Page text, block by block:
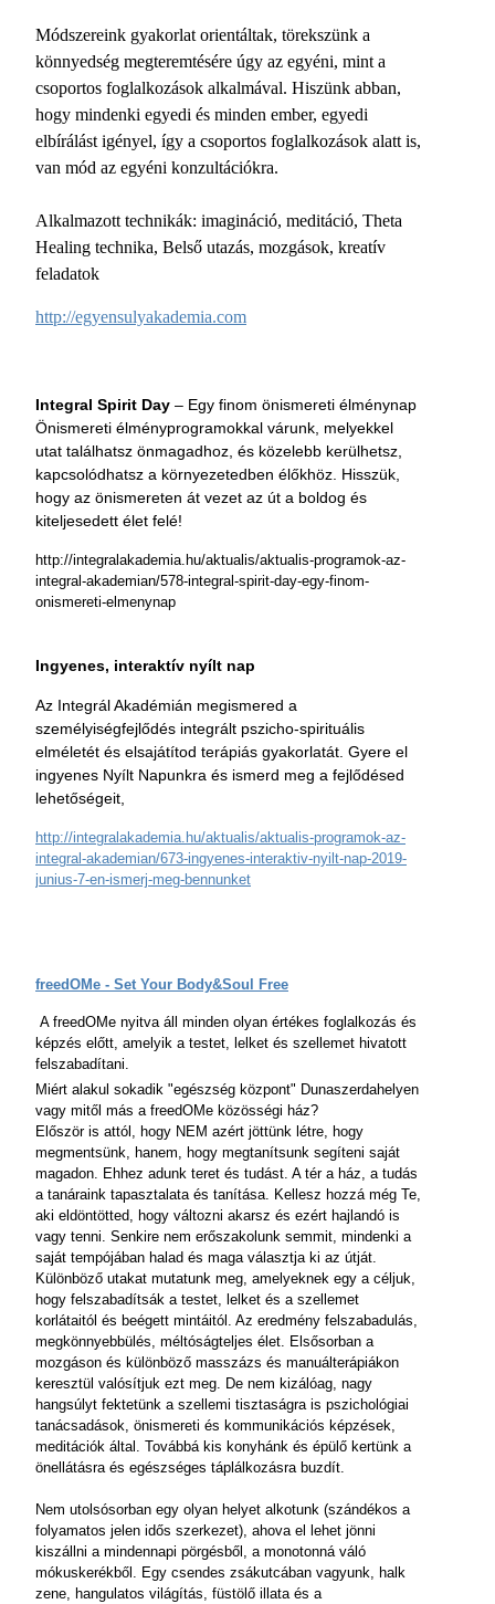
Módszereink gyakorlat orientáltak, törekszünk a
könnyedség megteremtésére úgy az egyéni, mint a
csoportos foglalkozások alkalmával. Hiszünk abban,
hogy mindenki egyedi és minden ember, egyedi
elbírálást igényel, így a csoportos foglalkozások alatt is,
van mód az egyéni konzultációkra.
Alkalmazott technikák: imagináció, meditáció, Theta
Healing technika, Belső utazás, mozgások, kreatív
feladatok
http://egyensulyakademia.com
Integral Spirit Day – Egy finom önismereti élménynap
Önismereti élményprogramokkal várunk, melyekkel
utat találhatsz önmagadhoz, és közelebb kerülhetsz,
kapcsolódhatsz a környezetedben élőkhöz. Hisszük,
hogy az önismereten át vezet az út a boldog és
kiteljesedett élet felé!
http://integralakademia.hu/aktualis/aktualis-programok-az-
integral-akademian/578-integral-spirit-day-egy-finom-
onismereti-elmenynap
Ingyenes, interaktív nyílt nap
Az Integrál Akadémián megismered a
személyiségfejlődés integrált pszicho-spirituális
elméletét és elsajátítod terápiás gyakorlatát. Gyere el
ingyenes Nyílt Napunkra és ismerd meg a fejlődésed
lehetőségeit,
http://integralakademia.hu/aktualis/aktualis-programok-az-
integral-akademian/673-ingyenes-interaktiv-nyilt-nap-2019-
junius-7-en-ismerj-meg-bennunket
freedOMe - Set Your Body&Soul Free
A freedOMe nyitva áll minden olyan értékes foglalkozás és
képzés előtt, amelyik a testet, lelket és szellemet hivatott
felszabadítani.
Miért alakul sokadik "egészség központ" Dunaszerdahelyen
vagy mitől más a freedOMe közösségi ház?
Először is attól, hogy NEM azért jöttünk létre, hogy
megmentsünk, hanem, hogy megtanítsunk segíteni saját
magadon. Ehhez adunk teret és tudást. A tér a ház, a tudás
a tanáraink tapasztalata és tanítása. Kellesz hozzá még Te,
aki eldöntötted, hogy változni akarsz és ezért hajlandó is
vagy tenni. Senkire nem erőszakolunk semmit, mindenki a
saját tempójában halad és maga választja ki az útját.
Különböző utakat mutatunk meg, amelyeknek egy a céljuk,
hogy felszabadítsák a testet, lelket és a szellemet
korlátaitól és beégett mintáitól. Az eredmény felszabadulás,
megkönnyebbülés, méltóságteljes élet. Elsősorban a
mozgáson és különböző masszázs és manuálterápiákon
keresztül valósítjuk ezt meg. De nem kizálóag, nagy
hangsúlyt fektetünk a szellemi tisztaságra is pszichológiai
tanácsadások, önismereti és kommunikációs képzések,
meditációk által. Továbbá kis konyhánk és épülő kertünk a
önellátásra és egészséges táplálkozásra buzdít.
Nem utolsósorban egy olyan helyet alkotunk (szándékos a
folyamatos jelen idős szerkezet), ahova el lehet jönni
kiszállni a mindennapi pörgésből, a monotonná váló
mókuskerékből. Egy csendes zsákutcában vagyunk, halk
zene, hangulatos világítás, füstölő illata és a